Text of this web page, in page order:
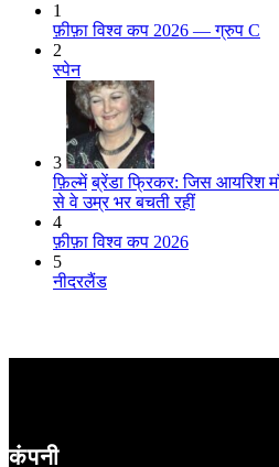
1
फ़ीफ़ा विश्व कप 2026 — ग्रुप C
2
स्पेन
3
फ़िल्में ब्रेंडा फ्रिकर: जिस आयरिश
से वे उम्र भर बचती रहीं
4
फ़ीफ़ा विश्व कप 2026
5
नीदरलैंड
कंपनी